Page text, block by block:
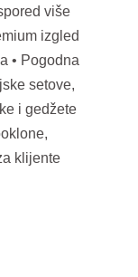
više
izgled
• Pogodna
setove,
i gedžete
klijente